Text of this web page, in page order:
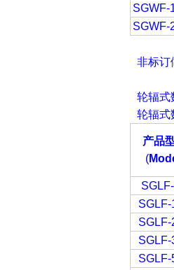
SGWF-
SGWF-
非标订
轮辐式
轮辐式
产品
(
SGLF-
SGLF-
SGLF-
SGLF-